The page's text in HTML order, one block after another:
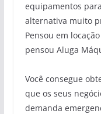
equipamentos
alternativa muito
Pensou em
pensou Aluga
Você consegue
que os seus
demanda